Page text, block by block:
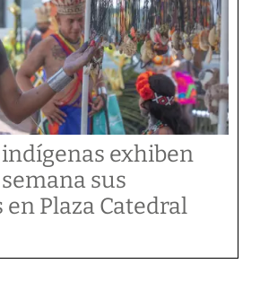
exhiben
sus
Plaza Catedral